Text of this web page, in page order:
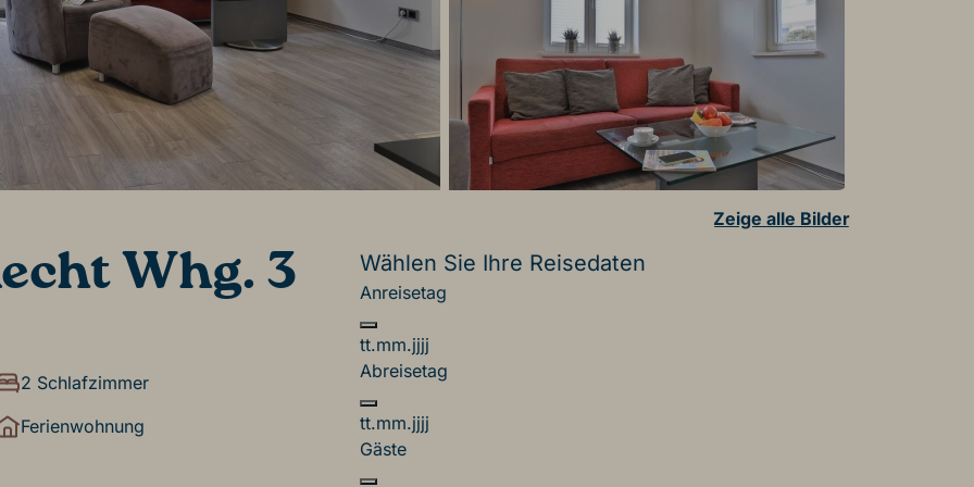
Zeige alle Bilder
Whg. 3
2 Schlafzimmer
Ferienwohnung
Wählen Sie Ihre Reisedaten
Anreisetag
tt.mm.jjjj
Abreisetag
tt.mm.jjjj
Gäste